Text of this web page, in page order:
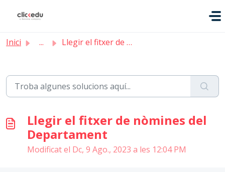
Inici ... Llegir el fitxer de nòmines del Departament
Llegir el fitxer de nòmines del
Departament
Modificat el Dc, 9 Ago., 2023 a les 12:04 PM